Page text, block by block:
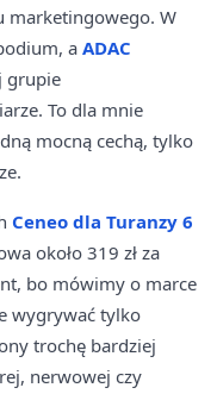
marketingowego. W
a ADAC
grupie
To dla mnie
mocną cechą, tylko
Ceneo dla Turanzy 6
około 319 zł za
bo mówimy o marce
wygrywać tylko
trochę bardziej
nerwowej czy